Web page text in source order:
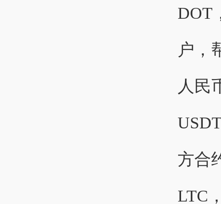
DOT
户，
人民
方合
LTC